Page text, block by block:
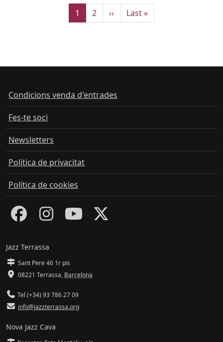
Pàgina actual
1 Pàgina
2 Pàgina següent
›› Última pàgina
Last »
Condicions venda d'entrades
Fes-te soci
Newsletters
Política de privacitat
Política de cookies
Jazz Terrassa
Sant Pere 46 1r pis
08221 Terrassa, Barcelona
Tel (+34) 93 786 27 09
info@jazzterrassa.org
Nova Jazz Cava